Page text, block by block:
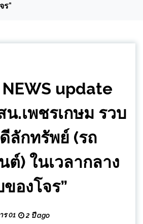
ร”
NEWS update
น.เพชรเกษม รวบ
ลักทรัพย์ (รถ
ต์) ในเวลากลาง
องโจร”
01 2 ปี ago